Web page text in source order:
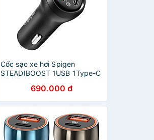
Cốc sạc xe hơi Spigen
STEADIBOOST 1USB 1Type-C
000CP25597 - Hàng chính
hãng
690.000 đ